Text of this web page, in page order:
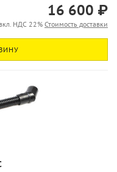
16 600 ₽
вкл. НДС 22% Стоимость доставки